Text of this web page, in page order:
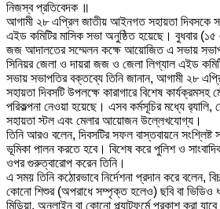
নিজস্ব প্রতিবেদক ॥
আগামী ২৮ এপ্রিল জাতীয় আইনগত সহায়তা দিবসকে
এইড কমিটির মাসিক সভা অনুষ্ঠিত হয়েছে। বুধবার
জজ আদালতের সম্মেলন কক্ষে আয়োজিত এ সভায়
সিনিয়র জেলা ও দায়রা জজ ও জেলা লিগ্যাল এইড
সভায় সভাপতির বক্তব্যে তিনি জানান, আগামী ২৮
সহায়তা দিবসটি উপলক্ষে কারাগারে বিশেষ কার্যক্রমসহ
পরিকল্পনা নেওয়া হয়েছে। এসব কর্মসূচির মধ্যে
সহায়তা স্টল এবং মেলার আয়োজন উল্লেখযোগ্য।
তিনি আরও বলেন, দিবসটির সফল বাস্তবায়নে
ভূমিকা পালন করতে হবে। বিশেষ করে পুলিশ ও
ওপর গুরুত্বারোপ করেন তিনি।
এ সময় তিনি কঠোরভাবে নির্দেশনা প্রদান করে বলেন,
কোনো শিশুর (অপরাধে সম্পৃক্ত হলেও) ছবি বা ভিডিও
মিডিয়া, অনলাইন বা কোনো প্ল্যাটফর্মে প্রকাশ করা যাবে